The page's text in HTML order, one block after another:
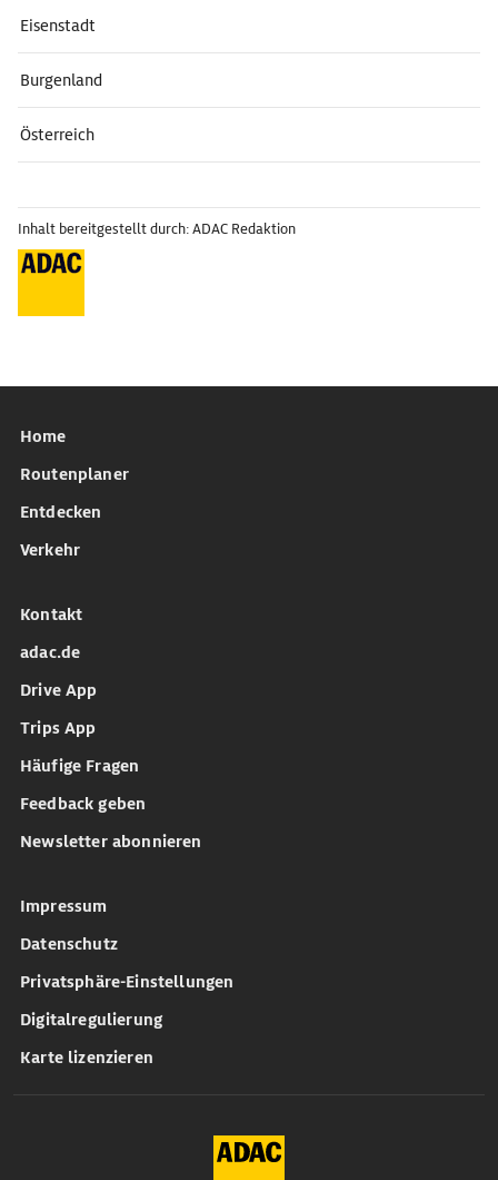
Eisenstadt
Burgenland
Österreich
Inhalt bereitgestellt durch: ADAC Redaktion
Home
Routenplaner
Entdecken
Verkehr
Kontakt
adac.de
Drive App
Trips App
Häufige Fragen
Feedback geben
Newsletter abonnieren
Impressum
Datenschutz
Privatsphäre-Einstellungen
Digitalregulierung
Karte lizenzieren